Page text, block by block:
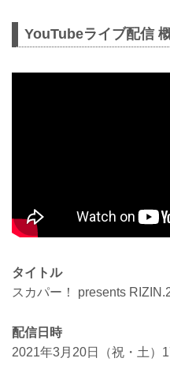
催 グ
にて
YouTubeライブ配信
タイトル
スカパー！ presents
配信日時
2021年3月20日（祝・土）